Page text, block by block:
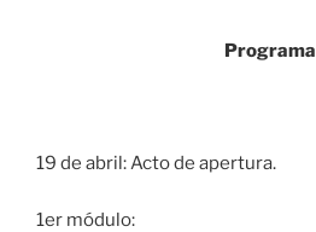
Programa
19 de abril: Acto de apertura.
1er módulo: